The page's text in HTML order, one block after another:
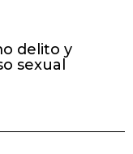
delito y
sexual